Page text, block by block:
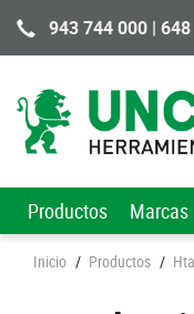
943 744 000 |
Productos Marcas
Inicio / Productos /